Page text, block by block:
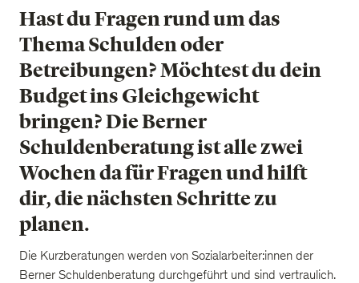
Hast du Fragen rund um das
Thema Schulden oder
Betreibungen? Möchtest du dein
Budget ins Gleichgewicht
bringen? Die Berner
Schuldenberatung ist alle zwei
Wochen da für Fragen und hilft
dir, die nächsten Schritte zu
planen.
Die Kurzberatungen werden von Sozialarbeiter:innen der
Berner Schuldenberatung durchgeführt und sind vertraulich.